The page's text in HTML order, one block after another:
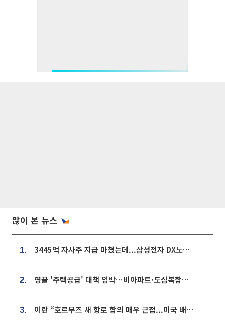
많이 본 뉴스
1. 3445억 자사주 지급 마쳤는데...삼성전자 DX노조, 뒤늦은 '떼쓰기 집회'
2. 영끌 '주택공급' 대책 임박⋯비아파트·도심복합까지 총동원
3. 이란 “호르무즈 새 항로 합의 매우 근접...미국 배상 먼저”